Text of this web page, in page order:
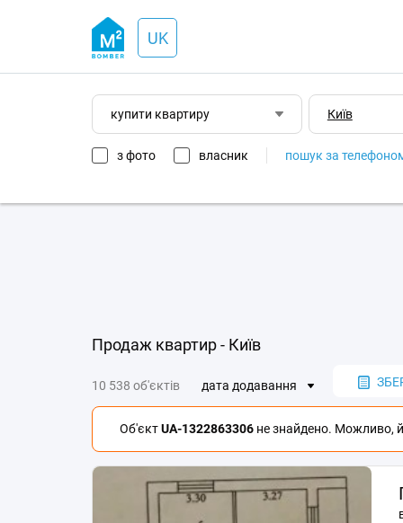
UK
купити квартиру
з фото власник пошук за
Продаж квартир - Київ
10 538 об'єктів дата додавання
Об'єктUA-1322863306 не знайдено. Можливо,